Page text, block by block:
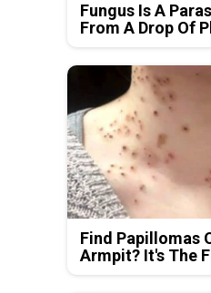
Fungus Is A
From A Drop Of
Find Papillomas
Armpit? It's The